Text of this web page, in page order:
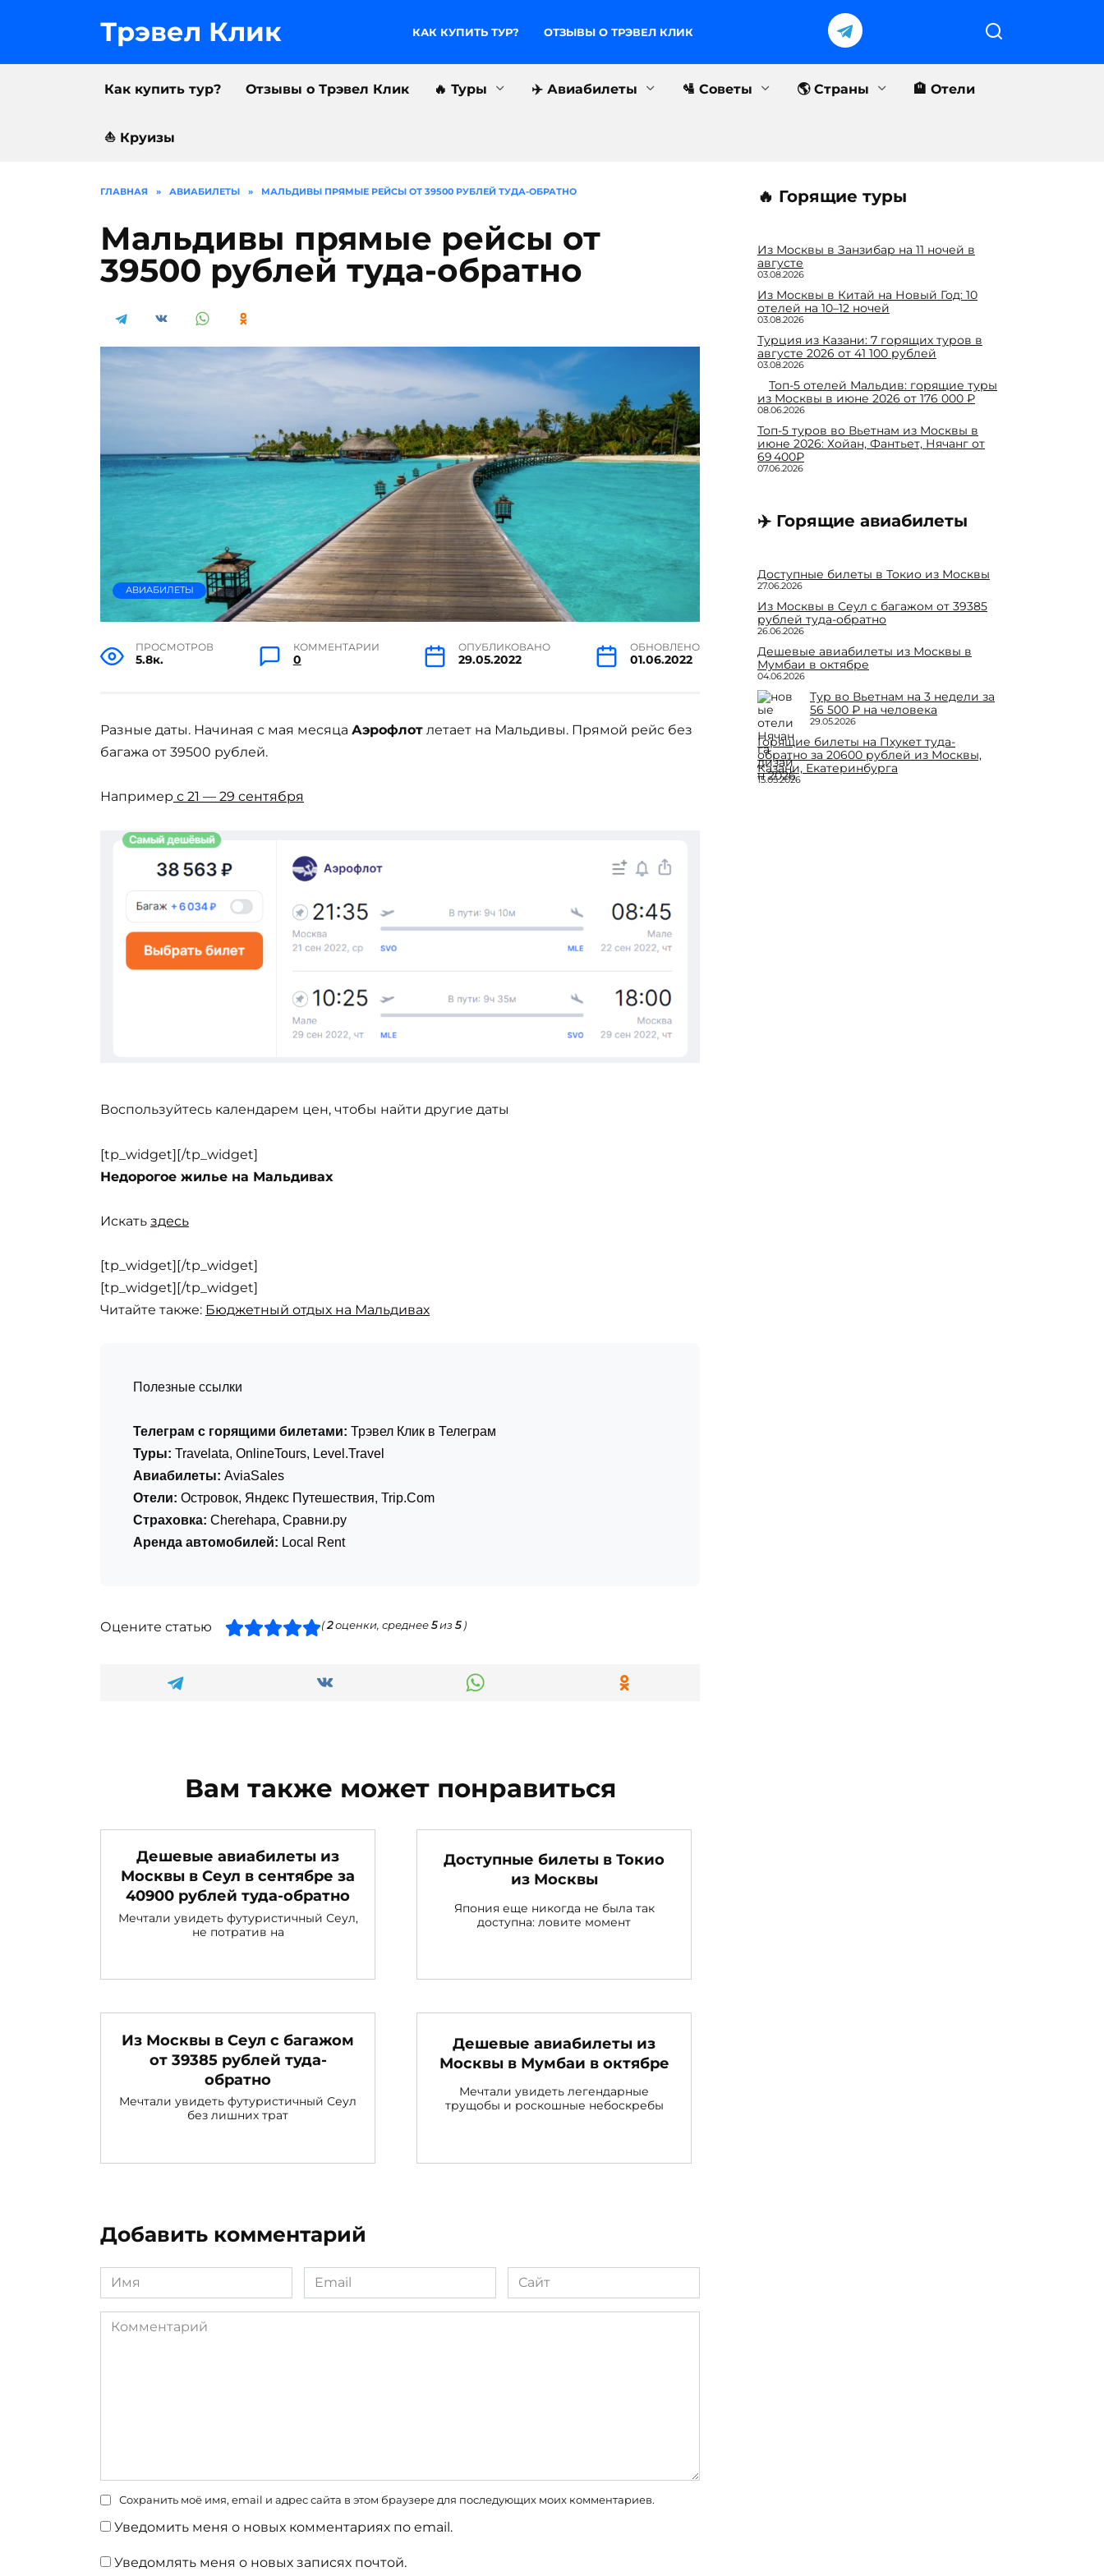
Трэвел Клик КАК КУПИТЬ ТУР? ОТЗЫВЫ О ТРЭВЕЛ КЛИК
Как купить тур? Отзывы о Трэвел Клик 🔥 Туры ✈️ Авиабилеты 🛂 Советы 🌎 Страны 🏨 Отели
⛵️ Круизы
ГЛАВНАЯ » АВИАБИЛЕТЫ » МАЛЬДИВЫ ПРЯМЫЕ РЕЙСЫ ОТ 39500 РУБЛЕЙ ТУДА-ОБРАТНО
Мальдивы прямые рейсы от
39500 рублей туда-обратно
АВИАБИЛЕТЫ
ПРОСМОТРОВ
5.8к.
КОММЕНТАРИИ
0
ОПУБЛИКОВАНО
29.05.2022
ОБНОВЛЕНО
01.06.2022
Разные даты. Начиная с мая месяца Аэрофлот летает на Мальдивы. Прямой рейс без
багажа от 39500 рублей.
Например с 21 — 29 сентября
Воспользуйтесь календарем цен, чтобы найти другие даты
[tp_widget][/tp_widget]
Недорогое жилье на Мальдивах
Искать здесь
[tp_widget][/tp_widget]
[tp_widget][/tp_widget]
Читайте также: Бюджетный отдых на Мальдивах
Полезные ссылки
Телеграм с горящими билетами: Трэвел Клик в Телеграм
Туры: Travelata, OnlineTours, Level.Travel
Авиабилеты: AviaSales
Отели: Островок, Яндекс Путешествия, Trip.Com
Страховка: Cherehapa, Сравни.ру
Аренда автомобилей: Local Rent
Оцените статью (2оценки, среднее 5из 5)
Вам также может понравиться
Дешевые авиабилеты из
Москвы в Сеул в сентябре за
40900 рублей туда-обратно
Мечтали увидеть футуристичный Сеул,
не потратив на
Доступные билеты в Токио
из Москвы
Япония еще никогда не была так
доступна: ловите момент
Из Москвы в Сеул с багажом
от 39385 рублей туда-
обратно
Мечтали увидеть футуристичный Сеул
без лишних трат
Дешевые авиабилеты из
Москвы в Мумбаи в октябре
Мечтали увидеть легендарные
трущобы и роскошные небоскребы
Добавить комментарий
Имя
Email
Сайт
Комментарий
Сохранить моё имя, email и адрес сайта в этом браузере для последующих моих комментариев.
Уведомить меня о новых комментариях по email.
Уведомлять меня о новых записях почтой.
🔥 Горящие туры
Из Москвы в Занзибар на 11 ночей в
августе
03.08.2026
Из Москвы в Китай на Новый Год: 10
отелей на 10–12 ночей
03.08.2026
Турция из Казани: 7 горящих туров в
августе 2026 от 41 100 рублей
03.08.2026
Топ-5 отелей Мальдив: горящие туры
из Москвы в июне 2026 от 176 000 ₽
08.06.2026
Топ-5 туров во Вьетнам из Москвы в
июне 2026: Хойан, Фантьет, Нячанг от
69 400₽
07.06.2026
✈️ Горящие авиабилеты
Доступные билеты в Токио из Москвы
27.06.2026
Из Москвы в Сеул с багажом от 39385
рублей туда-обратно
26.06.2026
Дешевые авиабилеты из Москвы в
Мумбаи в октябре
04.06.2026
Тур во Вьетнам на 3 недели за
56 500 ₽ на человека
29.05.2026
Горящие билеты на Пхукет туда-
обратно за 20600 рублей из Москвы,
Казани, Екатеринбурга
15.05.2026